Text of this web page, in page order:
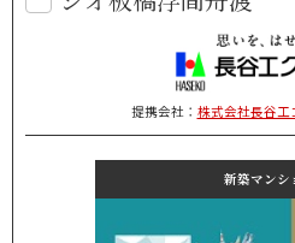
提携会社： 株式会社長谷工
新築マンシ